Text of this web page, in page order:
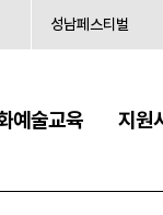
성남페스티벌
예술교육 지원